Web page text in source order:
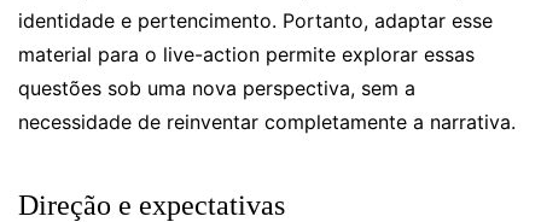
identidade e pertencimento. Portanto, adaptar esse
material para o live-action permite explorar essas
questões sob uma nova perspectiva, sem a
necessidade de reinventar completamente a narrativa.
Direção e expectativas